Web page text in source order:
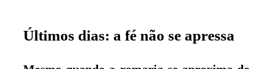
Últimos dias: a fé não se apressa